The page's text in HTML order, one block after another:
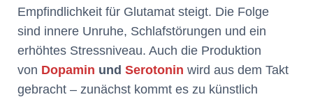
Empfindlichkeit für Glutamat steigt. Die Folge
sind innere Unruhe, Schlafstörungen und ein
erhöhtes Stressniveau. Auch die Produktion
von Dopamin und Serotonin wird aus dem Takt
gebracht – zunächst kommt es zu künstlich